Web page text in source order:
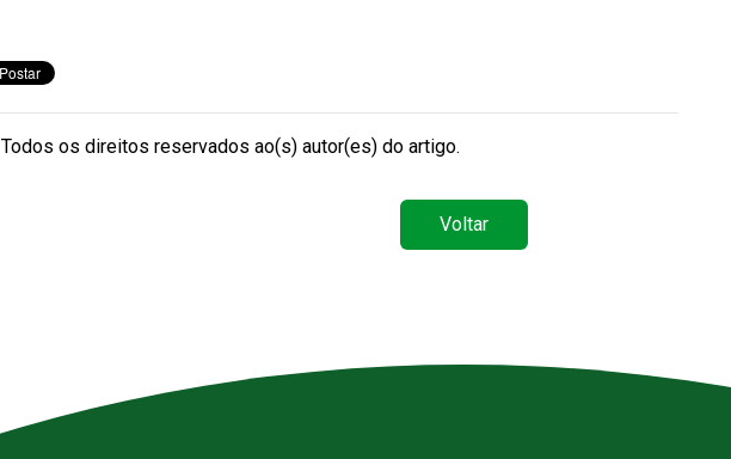
Todos os direitos reservados ao(s) autor(es) do artigo.
Voltar